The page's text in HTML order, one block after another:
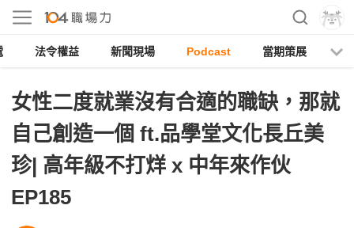
法令權益 新聞現場 Podcast 當期策展
女性二度就業沒有合適的職缺，那就
自己創造一個 ft.品學堂文化長丘美
珍| 高年級不打烊 x 中年來作伙
EP185